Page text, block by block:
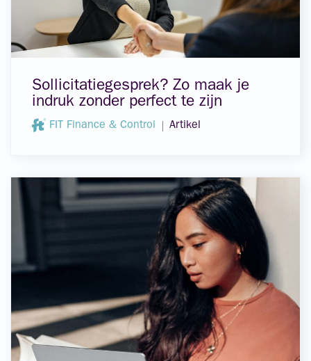
Sollicitatiegesprek? Zo maak je
indruk zonder perfect te zijn
FIT Finance & Control Artikel